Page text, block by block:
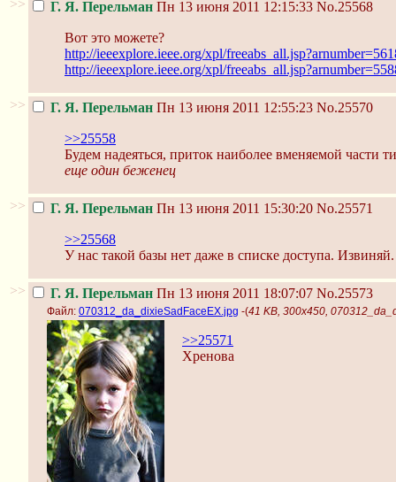
>> Г. Я. Перельман Пн 13 июня 2011 12:15:33 No.25568
Вот это можете?
http://ieeexplore.ieee.org/xpl/
http://ieeexplore.ieee.org/xpl/
>> Г. Я. Перельман Пн 13 июня 2011 12:55:23 No.25570
>>25558
Будем надеяться, приток наиболее вменяемой части
еще один беженец
>> Г. Я. Перельман Пн 13 июня 2011 15:30:20 No.25571
>>25568
У нас такой базы нет даже в списке доступа. Извиняй.
>> Г. Я. Перельман Пн 13 июня 2011 18:07:07 No.25573
Файл: 070312_da_dixieSadFaceEX.jpg -(41 KB, 300x450,
>>25571
Хренова